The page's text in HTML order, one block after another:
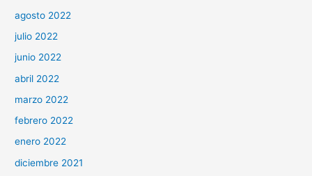
agosto 2022
julio 2022
junio 2022
abril 2022
marzo 2022
febrero 2022
enero 2022
diciembre 2021